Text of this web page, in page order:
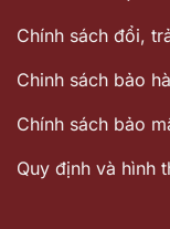
Chính sách đổi,
Chinh sách bảo
Chính sách bảo
Quy định và hình